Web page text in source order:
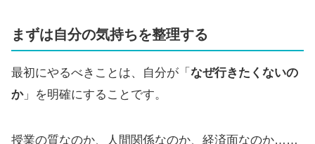
まずは自分の気持ちを整理する
最初にやるべきことは、自分が「 なぜ行きたくないの
か」を明確にすることです。
授業の質なのか、人間関係なのか、経済面なのか……